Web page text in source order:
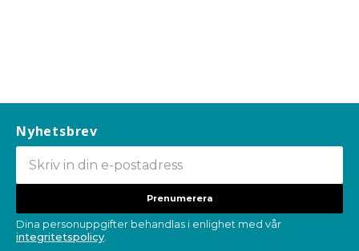
Nyhetsbrev
Prenumerera
Dina personuppgifter behandlas i enlighet med vår
integritetspolicy.